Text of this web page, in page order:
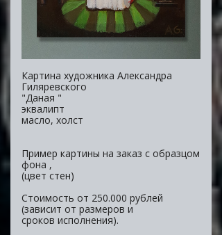
Картина художника Александра
Гиляревского
"Даная "
эквалипт
масло, холст
Пример картины на заказ с образцом
фона ,
(цвет стен)
Стоимость от 250.000 рублей
(зависит от размеров и
сроков исполнения).